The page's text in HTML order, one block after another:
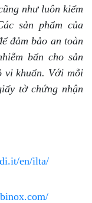
như luôn kiểm
sản phẩm của
đảm bảo an toàn
bẩn cho sản
vi khuẩn. Với mỗi
tờ chứng nhận
en/ilta/